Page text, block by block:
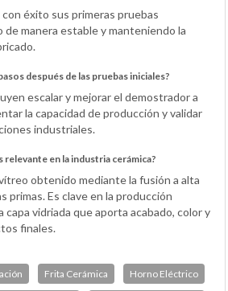
éxito sus primeras pruebas
manera estable y manteniendo la
después de las pruebas iniciales?
escalar y mejorar el demostrador a
la capacidad de producción y validar
industriales.
relevante en la industria cerámica?
obtenido mediante la fusión a alta
primas. Es clave en la producción
capa vidriada que aporta acabado, color y
finales.
Frita Cerámica Horno Eléctrico